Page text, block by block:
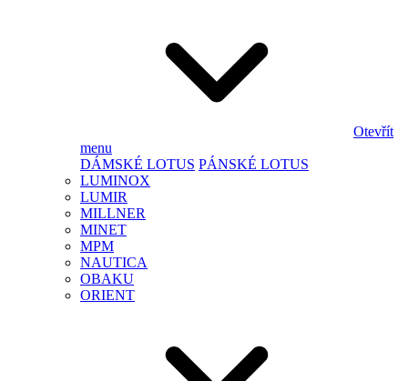
Otevřít
menu
DÁMSKÉ LOTUS PÁNSKÉ LOTUS
LUMINOX
LUMIR
MILLNER
MINET
MPM
NAUTICA
OBAKU
ORIENT